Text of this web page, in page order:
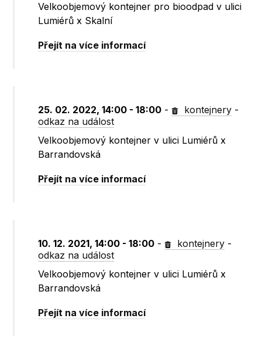
Velkoobjemový kontejner pro bioodpad v ulici
Lumiérů x Skalní
Přejít na více informací
25. 02. 2022, 14:00 - 18:00 - kontejnery -
odkaz na událost
Velkoobjemový kontejner v ulici Lumiérů x
Barrandovská
Přejít na více informací
10. 12. 2021, 14:00 - 18:00 - kontejnery -
odkaz na událost
Velkoobjemový kontejner v ulici Lumiérů x
Barrandovská
Přejít na více informací